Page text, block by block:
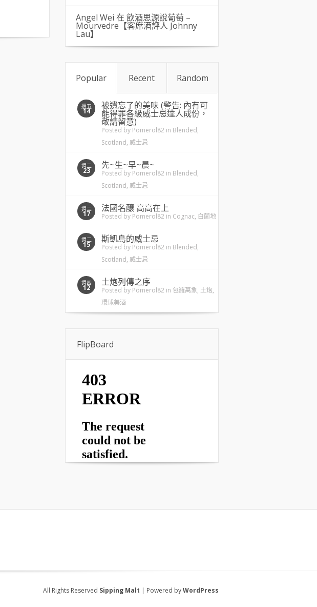
Angel Wei 在 飲酒思源說葡萄 –
Mourvedre【客席酒評人 Johnny
Lau】
Popular Recent Random
週五
14
被遺忘了的美味 (警告: 內有可
能得罪各級威士忌達人成份，
敬請留意)
Posted by Pomerol82 in Blended,
Scotland, 威士忌
週二
23
先~生~早~晨~
Posted by Pomerol82 in Blended,
Scotland, 威士忌
週三
17
法國名釀 高高在上
Posted by Pomerol82 in Cognac, 白蘭地
週二
15
斯凱島的威士忌
Posted by Pomerol82 in Blended,
Scotland, 威士忌
週四
12
土炮列傳之序
Posted by Pomerol82 in 包羅萬象, 土炮,
環球美酒
FlipBoard
All Rights Reserved Sipping Malt | Powered byWordPress